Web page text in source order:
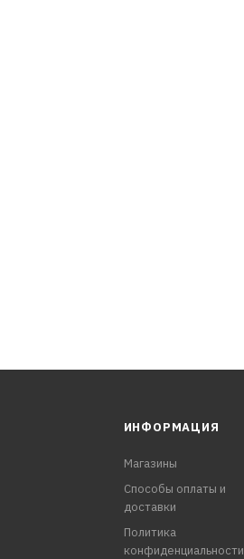
ИНФОРМАЦИЯ
Магазины
Способы оплаты и
доставки
Политика
конфиденциальности